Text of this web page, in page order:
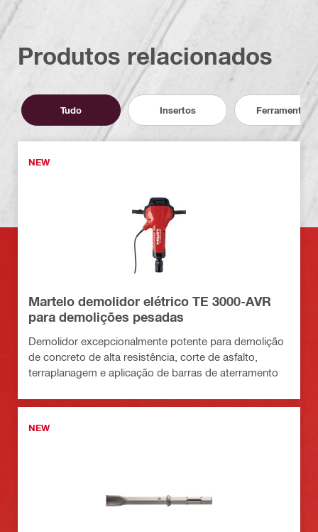
Produtos relacionados
Tudo Insertos Ferramentas
NEW
Martelo demolidor elétrico TE 3000-AVR
para demolições pesadas
Demolidor excepcionalmente potente para demolição
de concreto de alta resistência, corte de asfalto,
terraplanagem e aplicação de barras de aterramento
NEW